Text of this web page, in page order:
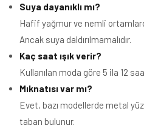
Suya dayanıklı mı?
Hafif yağmur ve nemli
Ancak suya daldırılmamalıdır.
Kaç saat ışık verir?
Kullanılan moda göre 5 ila 12
Mıknatısı var mı?
Evet, bazı modellerde metal
taban bulunur.